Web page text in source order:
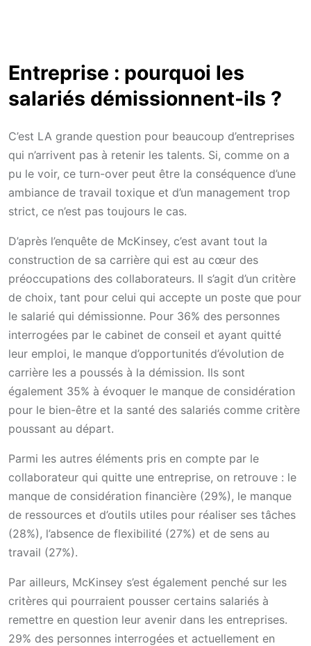
Entreprise : pourquoi les
salariés démissionnent-ils ?
C’est LA grande question pour beaucoup d’entreprises
qui n’arrivent pas à retenir les talents. Si, comme on a
pu le voir, ce turn-over peut être la conséquence d’une
ambiance de travail toxique et d’un management trop
strict, ce n’est pas toujours le cas.
D’après l’enquête de McKinsey, c’est avant tout la
construction de sa carrière qui est au cœur des
préoccupations des collaborateurs. Il s’agit d’un critère
de choix, tant pour celui qui accepte un poste que pour
le salarié qui démissionne. Pour 36% des personnes
interrogées par le cabinet de conseil et ayant quitté
leur emploi, le manque d’opportunités d’évolution de
carrière les a poussés à la démission. Ils sont
également 35% à évoquer le manque de considération
pour le bien-être et la santé des salariés comme critère
poussant au départ.
Parmi les autres éléments pris en compte par le
collaborateur qui quitte une entreprise, on retrouve : le
manque de considération financière (29%), le manque
de ressources et d’outils utiles pour réaliser ses tâches
(28%), l’absence de flexibilité (27%) et de sens au
travail (27%).
Par ailleurs, McKinsey s’est également penché sur les
critères qui pourraient pousser certains salariés à
remettre en question leur avenir dans les entreprises.
29% des personnes interrogées et actuellement en